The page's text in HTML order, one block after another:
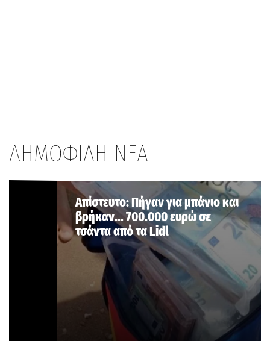
ΔΗΜΟΦΙΛΗ ΝΕΑ
Aπίστευτο: Πήγαν για μπάνιο και
βρήκαν… 700.000 ευρώ σε
τσάντα από τα Lidl